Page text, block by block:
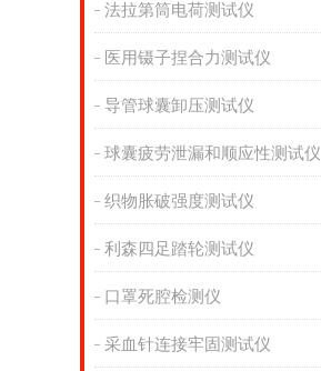
法拉第筒电荷测试仪
医用镊子捏合力测试仪
导管球囊卸压测试仪
球囊疲劳泄漏和顺应性测试仪
织物胀破强度测试仪
利森四足踏轮测试仪
口罩死腔检测仪
采血针连接牢固测试仪